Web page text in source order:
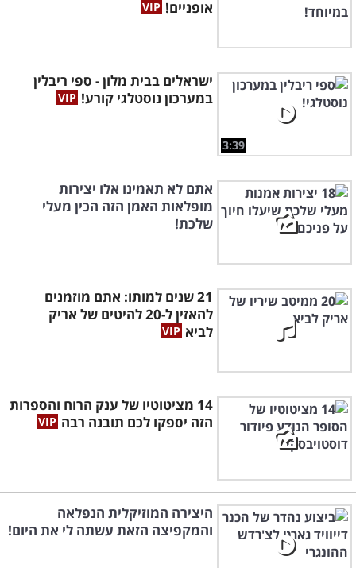
אופניים!
3:39
ישראלים בבית מלון - ספי ריבלין
במערכון נוסטלגי קורע!
אתם לא תאמינו אלו יצירות
מופלאות האמן הזה הכין מעלי
שלכת!
21 שנים למותו: אתם מוזמנים
להאזין ל-20 להיטים של אריק
לביא
14 מציטוטיו של ענק הרוח והספרות
הזה יספקו לכם תובנה רבה
היצירה המוזיקלית הנפלאה
והמקפיצה הזאת עשתה לי את היום!